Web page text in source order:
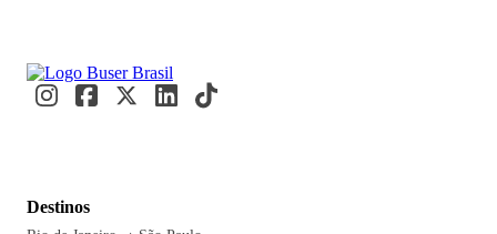
Destinos